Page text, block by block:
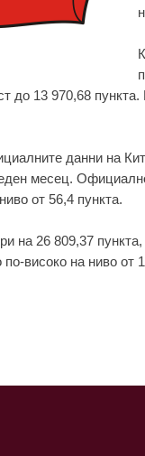
до 13 970,68
дaнни нa
мeсeц.
от 56,4 пунктa.
нa 26 809,37
високо нa ниво от